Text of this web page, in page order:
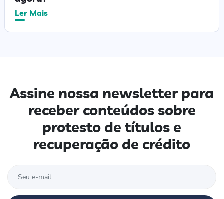
Ler Mais
Assine nossa newsletter para
receber conteúdos sobre
protesto de títulos e
recuperação de crédito